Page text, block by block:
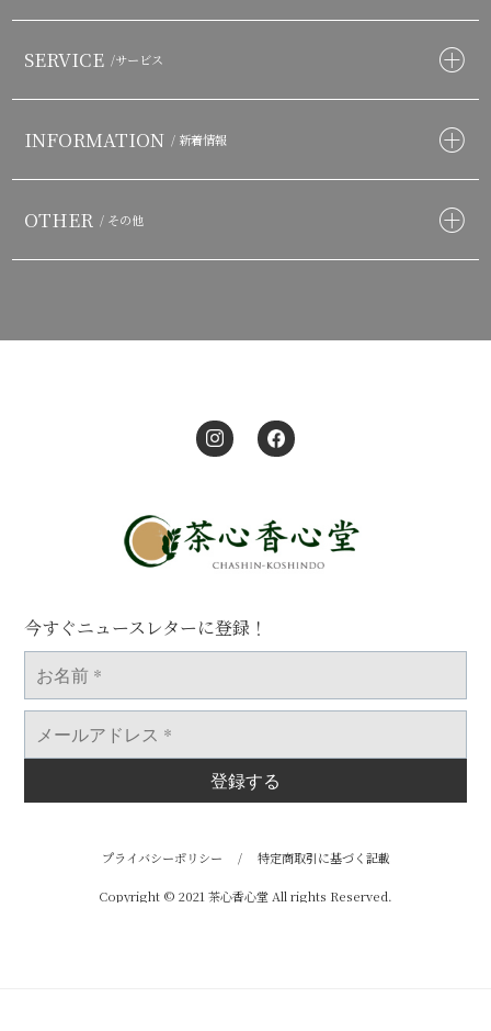
SERVICE /サービス
INFORMATION / 新着情報
OTHER / その他
今すぐニュースレターに登録！
お
*
メ
ア
ス
プライバシーポリシー / 特定商取引に基づく記載
Copyright © 2021 茶心香心堂 All rights Reserved.